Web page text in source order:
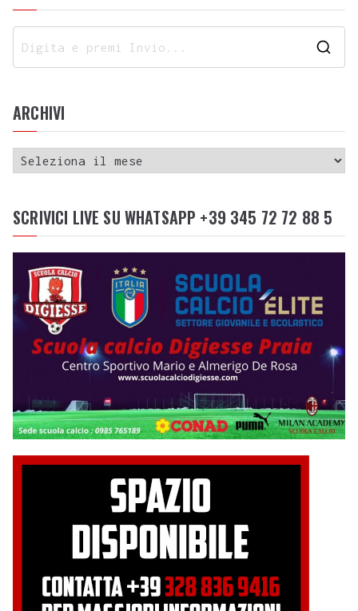
ARCHIVI
SCRIVICI LIVE SU WHATSAPP +39 345 72 72 88 5